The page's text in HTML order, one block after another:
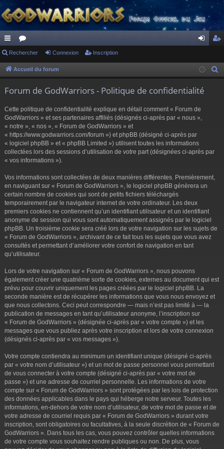
ac
co
s
or
u ne cri
Rechercher Connexion Inscription
Accueil du forum
Forum de GodWarriors - Politique de confidentialité
Cette politique de confidentialité explique en détail comment « Forum de
GodWarriors » et ses partenaires affiliés (désignés ci-après par « nous »,
« notre », « nos », « Forum de GodWarriors » et
« https://www.godwarriors.com/forum ») et phpBB (désigné ci-après par
« logiciel phpBB » et « phpBB Limited ») utilisent toutes les informations
collectées lors des sessions d’utilisation de votre part (désignées ci-après par
« vos informations »).
Vos informations sont collectées de deux manières différentes. Premièrement,
en naviguant sur « Forum de GodWarriors », le logiciel phpBB génèrera un
certain nombre de cookies qui sont de petits fichiers téléchargés
temporairement par le navigateur internet de votre ordinateur. Les deux
premiers cookies ne contiennent qu’un identifiant utilisateur et un identifiant
anonyme de session qui vous sont automatiquement assignés par le logiciel
phpBB. Un troisième cookie sera créé lors de votre navigation sur les sujets de
« Forum de GodWarriors », archivant de ce fait tous les sujets que vous avez
consultés et permettant d’améliorer votre confort de navigation en tant
qu’utilisateur.
Lors de votre navigation sur « Forum de GodWarriors », nous pouvons
également créer une quatrième sorte de cookies, externes au document qui est
prévu pour couvrir uniquement les pages créées par le logiciel phpBB. La
seconde manière est de récupérer les informations que vous nous envoyez et
que nous collectons. Ceci peut correspondre — mais n’est pas limité à — la
publication de messages en tant qu’utilisateur anonyme, l’inscription sur
« Forum de GodWarriors » (désignée ci-après par « votre compte ») et les
messages que vous publiez après votre inscription et lors de votre connexion
(désignés ci-après par « vos messages »).
Votre compte contiendra au minimum un identifiant unique (désigné ci-après
par « votre nom d’utilisateur ») et un mot de passe personnel vous permettant
de vous connecter à votre compte (désigné ci-après par « votre mot de
passe ») et une adresse de courriel personnelle. Les informations de votre
compte sur « Forum de GodWarriors » sont protégées par les lois de protection
des données applicables dans le pays qui héberge notre serveur. Toutes les
informations, en-dehors de votre nom d’utilisateur, de votre mot de passe et de
votre adresse de courriel requis par « Forum de GodWarriors » durant votre
inscription, sont obligatoires ou facultatives, à la seule discrétion de « Forum de
GodWarriors ». Dans tous les cas, vous pouvez contrôler quelles informations
de votre compte vous souhaitez rendre publiques ou non. De plus, vous